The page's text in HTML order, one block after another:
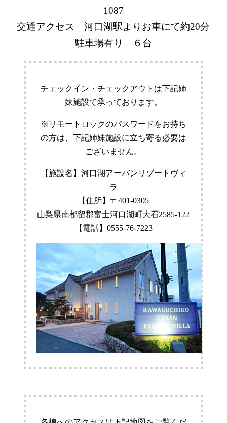
1087
交通アクセス 河口湖駅よりお車にて約20分
駐車場有り ６台
チェックイン・チェックアウトは下記姉
妹施設で承っております。
※リモートロックのパスワードをお持ち
の方は、下記姉妹施設に立ち寄る必要は
ございません。
【施設名】河口湖アーバンリゾートヴィ
ラ
【住所】〒401-0305
山梨県南都留郡富士河口湖町大石2585-122
【電話】0555-76-7223